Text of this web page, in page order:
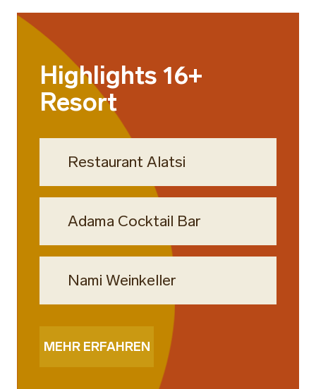
Highlights 16+
Resort
Restaurant Alatsi
Adama Cocktail Bar
Nami Weinkeller
MEHR ERFAHREN